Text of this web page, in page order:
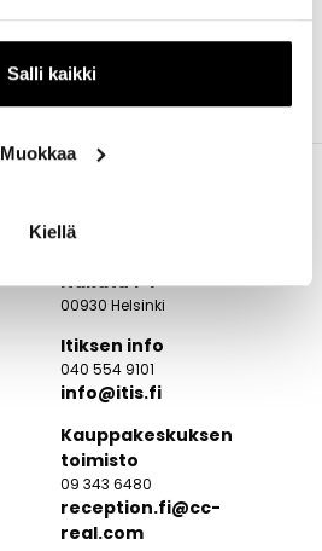
Salli kaikki
Muokkaa
Kiellä
Itäkatu 1-7
00930 Helsinki
Itiksen info
040 554 9101
info@itis.fi
Kauppakeskuksen
toimisto
09 343 6480
reception.fi@cc-
real.com